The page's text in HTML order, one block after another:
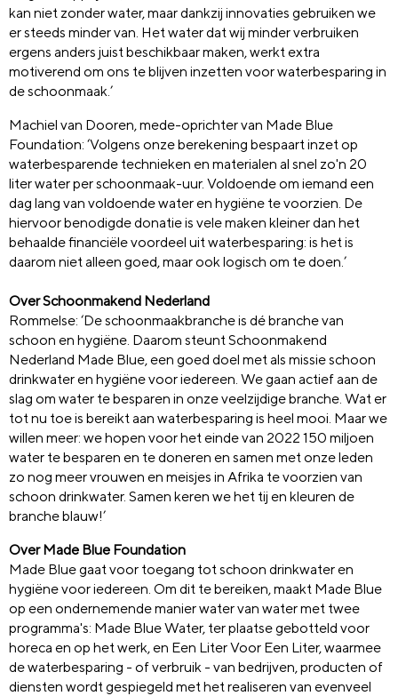
kan niet zonder water, maar dankzij innovaties gebruiken we
er steeds minder van. Het water dat wij minder verbruiken
ergens anders juist beschikbaar maken, werkt extra
motiverend om ons te blijven inzetten voor waterbesparing in
de schoonmaak.’
Machiel van Dooren, mede-oprichter van Made Blue
Foundation: ‘Volgens onze berekening bespaart inzet op
waterbesparende technieken en materialen al snel zo'n 20
liter water per schoonmaak-uur. Voldoende om iemand een
dag lang van voldoende water en hygiëne te voorzien. De
hiervoor benodigde donatie is vele maken kleiner dan het
behaalde financiële voordeel uit waterbesparing: is het is
daarom niet alleen goed, maar ook logisch om te doen.’
Over Schoonmakend Nederland
Rommelse: ‘De schoonmaakbranche is dé branche van
schoon en hygiëne. Daarom steunt Schoonmakend
Nederland Made Blue, een goed doel met als missie schoon
drinkwater en hygiëne voor iedereen. We gaan actief aan de
slag om water te besparen in onze veelzijdige branche. Wat er
tot nu toe is bereikt aan waterbesparing is heel mooi. Maar we
willen meer: we hopen voor het einde van 2022 150 miljoen
water te besparen en te doneren en samen met onze leden
zo nog meer vrouwen en meisjes in Afrika te voorzien van
schoon drinkwater. Samen keren we het tij en kleuren de
branche blauw!’
Over Made Blue Foundation
Made Blue gaat voor toegang tot schoon drinkwater en
hygiëne voor iedereen. Om dit te bereiken, maakt Made Blue
op een ondernemende manier water van water met twee
programma's: Made Blue Water, ter plaatse gebotteld voor
horeca en op het werk, en Een Liter Voor Een Liter, waarmee
de waterbesparing - of verbruik - van bedrijven, producten of
diensten wordt gespiegeld met het realiseren van evenveel